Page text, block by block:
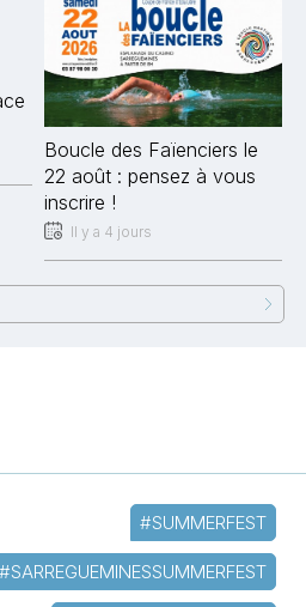
Boucle des Faïenciers le
22 août : pensez à vous
inscrire !
Il y a 4 jours
#SUMMERFEST
#SARREGUEMINESSUMMERFEST